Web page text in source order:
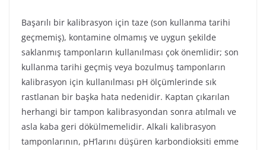
Başarılı bir kalibrasyon için taze (son kullanma tarihi
geçmemiş), kontamine olmamış ve uygun şekilde
saklanmış tamponların kullanılması çok önemlidir; son
kullanma tarihi geçmiş veya bozulmuş tamponların
kalibrasyon için kullanılması pH ölçümlerinde sık
rastlanan bir başka hata nedenidir. Kaptan çıkarılan
herhangi bir tampon kalibrasyondan sonra atılmalı ve
asla kaba geri dökülmemelidir. Alkali kalibrasyon
tamponlarının, pH’larını düşüren karbondioksiti emme